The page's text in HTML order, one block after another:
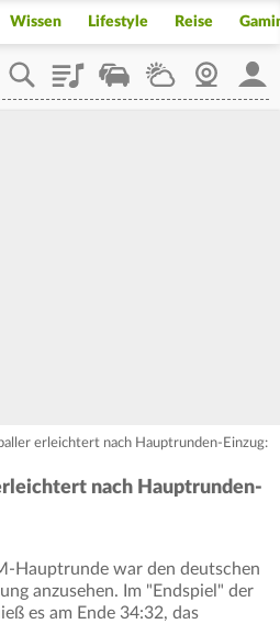
Wissen Lifestyle Reise
PlaylistStaupilotWetterWebcam
erleichtert nach Hauptrunden-Einzug:
nach Hauptrunden-
Hauptrunde war den deutschen
anzusehen. Im "Endspiel" der
es am Ende 34:32, das